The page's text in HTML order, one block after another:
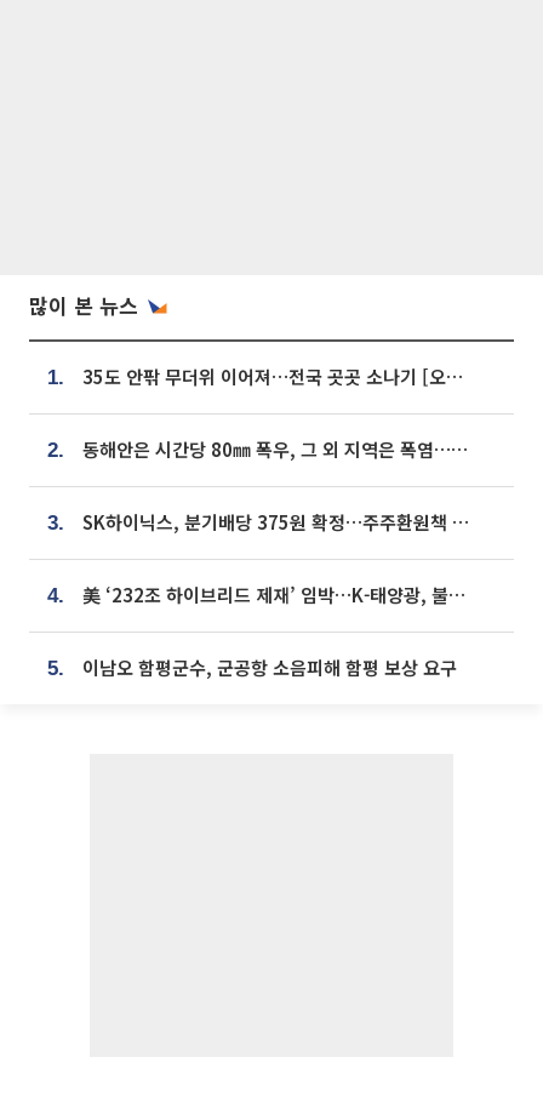
많이 본 뉴스
1. 35도 안팎 무더위 이어져…전국 곳곳 소나기 [오늘 날씨]
2. 동해안은 시간당 80㎜ 폭우, 그 외 지역은 폭염…‘극과 극 날씨’
3. SK하이닉스, 분기배당 375원 확정…주주환원책 9월로 앞당겨 발표
4. 美 ‘232조 하이브리드 제재’ 임박…K-태양광, 불확실성 털고 날개 다나
5. 이남오 함평군수, 군공항 소음피해 함평 보상 요구